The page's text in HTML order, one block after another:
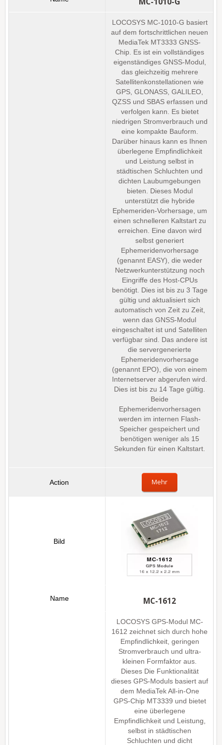
LOCOSYS MC-1010-G basiert
auf dem fortschrittlichen neuen
MediaTek MT3333 GNSS-
Chip. Es ist ein vollständiges
eigenständiges GNSS-Modul,
das gleichzeitig mehrere
Satellitenkonstellationen wie
GPS, GLONASS, GALILEO,
QZSS und SBAS erfassen und
verfolgen kann. Es bietet
niedrigen Stromverbrauch und
eine kompakte Bauform.
Darüber hinaus kann es Ihnen
überlegene Empfindlichkeit
und Leistung selbst in
städtischen Schluchten und
dichten Laubumgebungen
bieten. Dieses Modul
unterstützt die hybride
Ephemeriden-Vorhersage, um
einen schnelleren Kaltstart zu
erreichen. Eine davon wird
selbst generiert
Ephemeridenvorhersage
(genannt EASY), die weder
Netzwerkunterstützung noch
Eingriffe des Host-CPUs
benötigt. Dies ist bis zu 3 Tage
gültig und aktualisiert sich
automatisch von Zeit zu Zeit,
wenn das GNSS-Modul
eingeschaltet ist und Satelliten
verfügbar sind. Das andere ist
die servergenerierte
Ephemeridenvorhersage
(genannt EPO), die von einem
Internetserver abgerufen wird.
Dies ist bis zu 14 Tage gültig.
Beide
Ephemeridenvorhersagen
werden im internen Flash-
Speicher gespeichert und
benötigen weniger als 15
Sekunden für einen Kaltstart.
Mehr
MC-1612
LOCOSYS GPS-Modul MC-
1612 zeichnet sich durch hohe
Empfindlichkeit, geringen
Stromverbrauch und ultra-
kleinen Formfaktor aus.
Dieses Die Funktionalität
dieses GPS-Moduls basiert auf
dem MediaTek All-in-One
GPS-Chip MT3339 und bietet
eine überlegene
Empfindlichkeit und Leistung,
selbst in städtischen
Schluchten und dicht